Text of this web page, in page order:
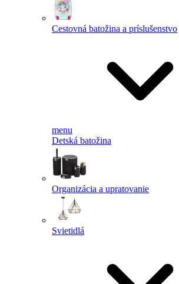
Cestovná batožina a príslušenstvo
menu
Detská batožina
Organizácia a upratovanie
Svietidlá